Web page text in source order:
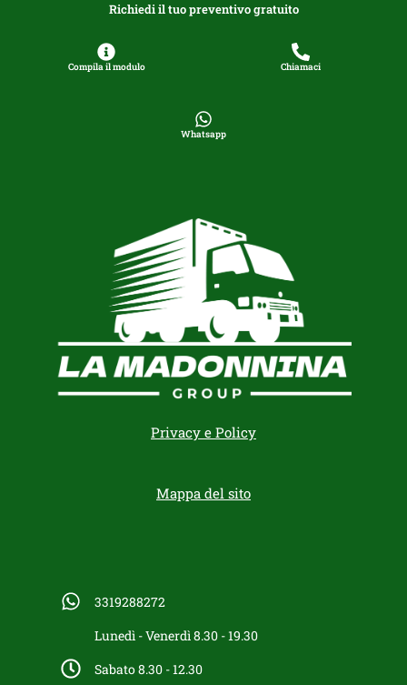
Richiedi il tuo preventivo gratuito
Compila il modulo Chiamaci
Whatsapp
Privacy e Policy
Mappa del sito
3319288272
Lunedì - Venerdì 8.30 - 19.30
Sabato 8.30 - 12.30